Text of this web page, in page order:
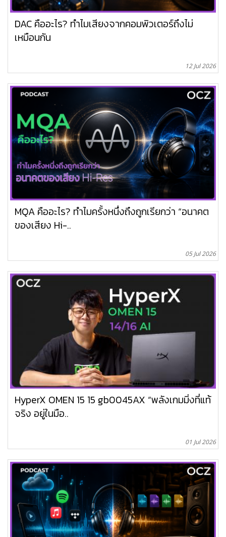
DAC คืออะไร? ทำไมเสียงจากคอมพิวเตอร์ถึงไม่
เหมือนกัน
12 Jul 2026
MQA คืออะไร? ทำไมครั้งหนึ่งถึงถูกเรียกว่า “อนาคต
ของเสียง Hi-..
05 Jul 2026
HyperX OMEN 15 15 gb0045AX “พลังเกมมิ่งที่แท้
จริง อยู่ในมือ..
01 Jul 2026